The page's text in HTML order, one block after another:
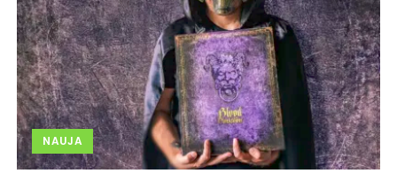
NAUJA